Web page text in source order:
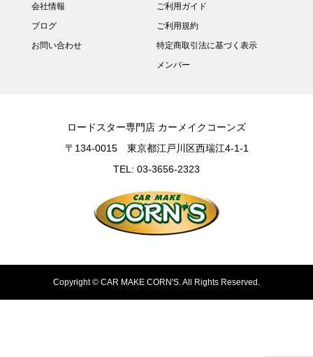
会社情報
ブログ
お問い合わせ
ご利用ガイド
ご利用規約
特定商取引法に基づく表示
メンバー
ロードスター専門店 カーメイクコーンズ
〒134-0015 東京都江戸川区西瑞江4-1-1
TEL: 03-3656-2323
Copyright © CAR MAKE CORN'S. All Rights Reserved.